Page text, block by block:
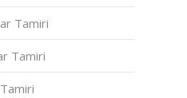
Tamiri
Tamiri